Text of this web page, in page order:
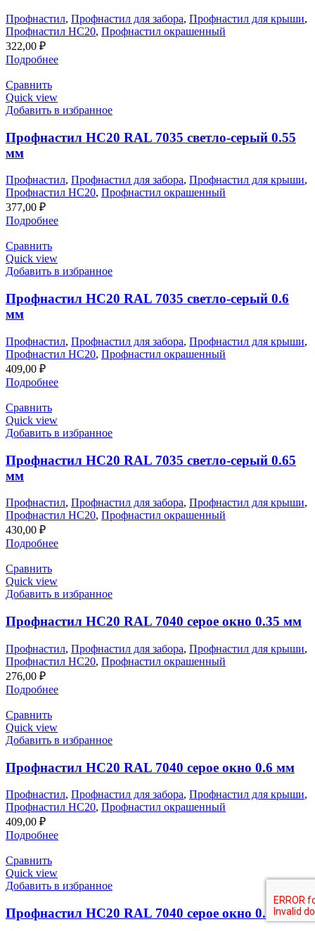
Профнастил, Профнастил для забора, Профнастил для крыши,
Профнастил НС20, Профнастил окрашенный
322,00 ₽
Подробнее
Сравнить
Quick view
Добавить в избранное
Профнастил НС20 RAL 7035 светло-серый 0.55
мм
Профнастил, Профнастил для забора, Профнастил для крыши,
Профнастил НС20, Профнастил окрашенный
377,00 ₽
Подробнее
Сравнить
Quick view
Добавить в избранное
Профнастил НС20 RAL 7035 светло-серый 0.6
мм
Профнастил, Профнастил для забора, Профнастил для крыши,
Профнастил НС20, Профнастил окрашенный
409,00 ₽
Подробнее
Сравнить
Quick view
Добавить в избранное
Профнастил НС20 RAL 7035 светло-серый 0.65
мм
Профнастил, Профнастил для забора, Профнастил для крыши,
Профнастил НС20, Профнастил окрашенный
430,00 ₽
Подробнее
Сравнить
Quick view
Добавить в избранное
Профнастил НС20 RAL 7040 серое окно 0.35 мм
Профнастил, Профнастил для забора, Профнастил для крыши,
Профнастил НС20, Профнастил окрашенный
276,00 ₽
Подробнее
Сравнить
Quick view
Добавить в избранное
Профнастил НС20 RAL 7040 серое окно 0.6 мм
Профнастил, Профнастил для забора, Профнастил для крыши,
Профнастил НС20, Профнастил окрашенный
409,00 ₽
Подробнее
Сравнить
Quick view
Добавить в избранное
Профнастил НС20 RAL 7040 серое окно 0.65 мм